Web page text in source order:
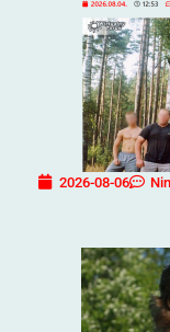
2026-08-06